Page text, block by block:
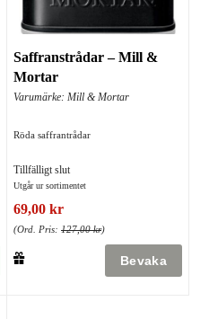
Saffranstrådar – Mill &
Mortar
Varumärke: Mill & Mortar
Röda saffrantrådar
Tillfälligt slut
Utgår ur sortimentet
69,00 kr
(Ord. Pris: 127,00 kr)